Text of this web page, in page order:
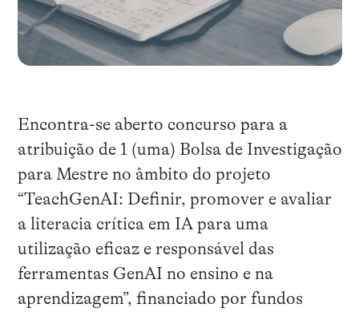
Encontra-se aberto concurso para a
atribuição de 1 (uma) Bolsa de Investigação
para Mestre no âmbito do projeto
“TeachGenAI: Definir, promover e avaliar
a literacia crítica em IA para uma
utilização eficaz e responsável das
ferramentas GenAI no ensino e na
aprendizagem”, financiado por fundos